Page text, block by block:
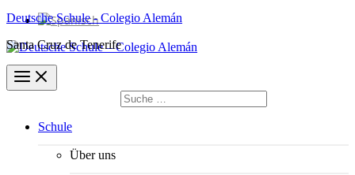
Deutsche Schule - Colegio Alemán
Santa Cruz de Tenerife
Suchen
nach:
Schule
Über uns